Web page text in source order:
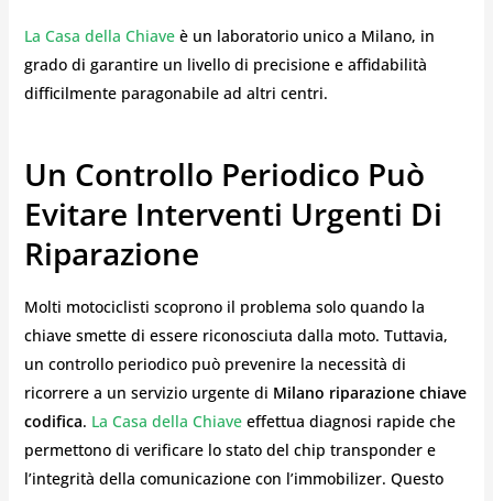
La Casa della Chiaveè un laboratorio unico a Milano, in
grado di garantire un livello di precisione e affidabilità
difficilmente paragonabile ad altri centri.
Un Controllo Periodico Può
Evitare Interventi Urgenti Di
Riparazione
Molti motociclisti scoprono il problema solo quando la
chiave smette di essere riconosciuta dalla moto. Tuttavia,
un controllo periodico può prevenire la necessità di
ricorrere a un servizio urgente di Milano riparazione chiave
codifica. La Casa della Chiave effettua diagnosi rapide che
permettono di verificare lo stato del chip transponder e
l’integrità della comunicazione con l’immobilizer. Questo